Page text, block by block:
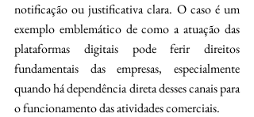
notificação ou justificativa clara. O caso é um
exemplo emblemático de como a atuação das
plataformas digitais pode ferir direitos
fundamentais das empresas, especialmente
quando há dependência direta desses canais para
o funcionamento das atividades comerciais.